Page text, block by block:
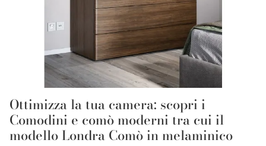
Ottimizza la tua camera: scopri i
Comodini e comò moderni tra cui il
modello Londra Comò in melaminico